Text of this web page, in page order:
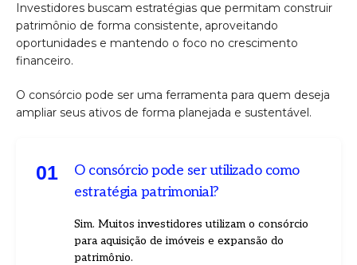
Investidores buscam estratégias que permitam construir
patrimônio de forma consistente, aproveitando
oportunidades e mantendo o foco no crescimento
financeiro.
O consórcio pode ser uma ferramenta para quem deseja
ampliar seus ativos de forma planejada e sustentável.
01
O consórcio pode ser utilizado como
estratégia patrimonial?
Sim. Muitos investidores utilizam o consórcio
para aquisição de imóveis e expansão do
patrimônio.